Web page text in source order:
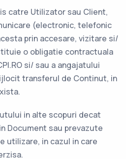
catre Utilizator sau Client,
(electronic, telefonic
prin accesare, vizitare si/
o obligatie contractuala
si/ sau a angajatului
transferul de Continut, in
in alte scopuri decat
Document sau prevazute
utilizare, in cazul in care